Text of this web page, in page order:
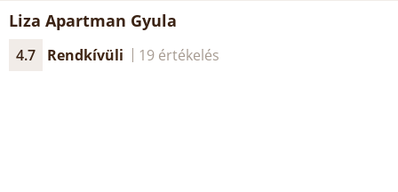
Liza Apartman Gyula
4.7 Rendkívüli 19 értékelés